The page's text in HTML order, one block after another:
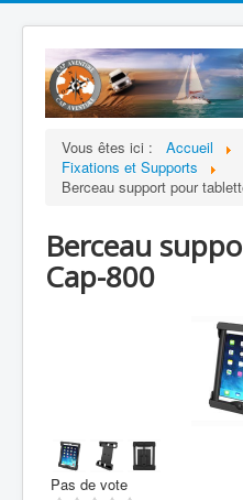
Vous êtes ici : Accueil
Fixations et Supports
Berceau support pour
Berceau
Cap-800
Pas de vote